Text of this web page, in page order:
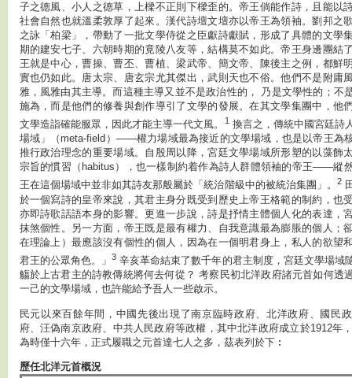
子之德風、小人之德草，上樑不正則下樑歪的。帝王倘能作詩，且能以
社會自然也就溫柔敦厚了起來。漢代詩壇文壇亦以帝王為領袖。劉邦之
之詠「柏梁」，帶動了一批文學侍從之臣獻詩獻賦，形成了具體的文學
期的建安七子、六朝時期的竟陵八友等，結構莫不如此。帝王身邊團結
王就是中心，曹操、曹丕、曹植、梁武帝、簡文帝、陳後主之例，都鮮
實也仍如此。唐太宗、唐玄宗尤其傑出，武則天也不俗。他們不是附庸
雅，風雅由其主導。而這種主導又並不是政治性的， 乃是文學性的；不
施為，而是他們的修養與創作導引了文學的發展。在其文學集團中，他
文學造詣確能服眾，因此才能主導一代文風。
1換言之，傳統中國宮廷詩
場域」（meta-field）——權力場域最為接近的文學場域，也是以帝王為
推行政治理念的重要場域。自殷周以降，宮廷文學場域所形塑的以藻飾
宗旨的慣習（habitus），也一樣制約着作為詩人群體領袖的帝王——縱
王在這個場域中並非如其詩友那般屬於「統治階級中的被統治集團」。2
於一個寫詩的皇帝來說，其君主身分既受到歷史上帝王格範的制約，也
亦即詩歌話語本身的影響。更進一步說，詩是抒情主體個人化的表達，
抹煞個性。另一方面，帝王既是最有權力、自我意識最為膨脹的個人；
在理論上）最應該沒有個性的個人，因為在一個明君身上，私人的欲望
君王的公眾角色。」 3辛亥革命結束了數千年的君主制度，宮廷文學場域
觴於上古君主的詩教傳統將何去何從？ 考察民初北洋政府諸元首如何透
一己的文學場域，也許能給予吾人一些啟示。
民元以來百餘年間，中國先後出現了南京臨時政府、北洋政府、國民
府、汪偽南京政府、中共人民政府等政權，其中北洋政府成立於1912年
為時僅十六年，正式履職之元首達七人之多，茲表列於下︰
歷任北洋元首概況